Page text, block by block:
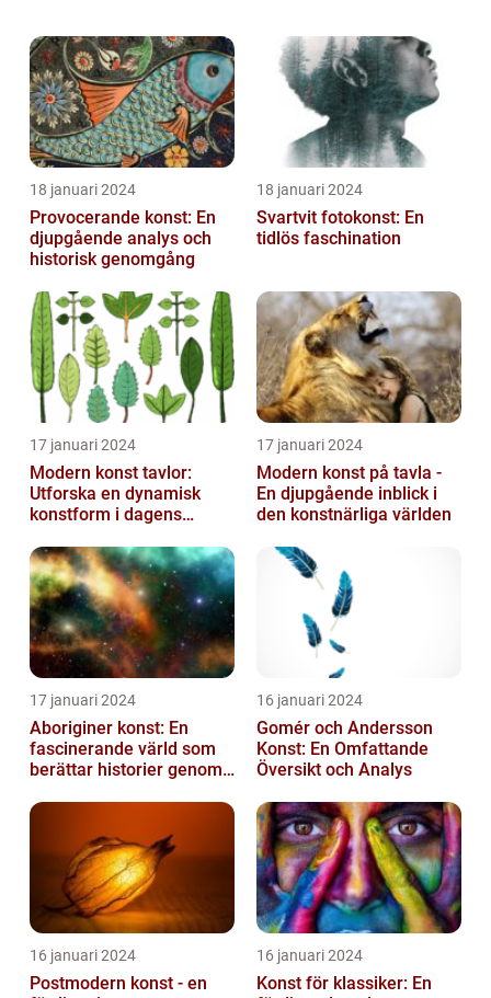
av realismen konst, presentera olika type...
18 januari 2024
Provocerande konst: En
djupgående analys och
historisk genomgång
18 januari 2024
Svartvit fotokonst: En
tidlös faschination
17 januari 2024
Modern konst tavlor:
Utforska en dynamisk
konstform i dagens
17 januari 2024
Modern konst på tavla -
En djupgående inblick i
den konstnärliga världen
17 januari 2024
Aboriginer konst: En
fascinerande värld som
berättar historier genom
16 januari 2024
Gomér och Andersson
Konst: En Omfattande
Översikt och Analys
16 januari 2024
Postmodern konst - en
16 januari 2024
Konst för klassiker: En